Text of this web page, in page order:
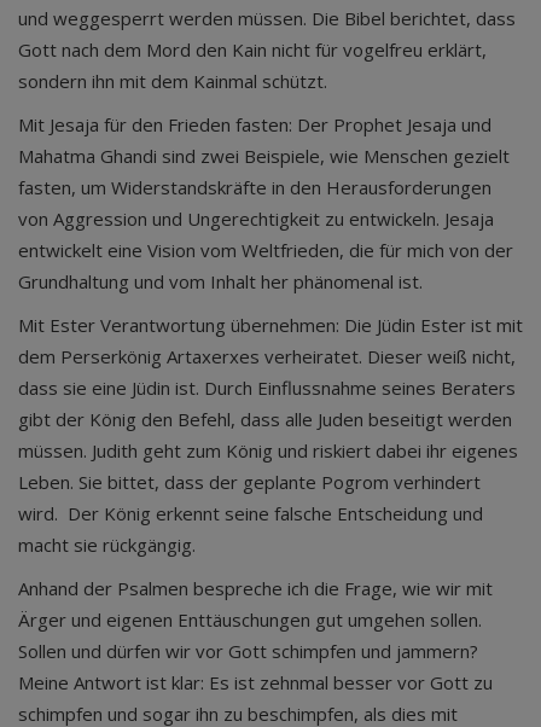
und weggesperrt werden müssen. Die Bibel berichtet, dass
Gott nach dem Mord den Kain nicht für vogelfreu erklärt,
sondern ihn mit dem Kainmal schützt.
Mit Jesaja für den Frieden fasten: Der Prophet Jesaja und
Mahatma Ghandi sind zwei Beispiele, wie Menschen gezielt
fasten, um Widerstandskräfte in den Herausforderungen
von Aggression und Ungerechtigkeit zu entwickeln. Jesaja
entwickelt eine Vision vom Weltfrieden, die für mich von der
Grundhaltung und vom Inhalt her phänomenal ist.
Mit Ester Verantwortung übernehmen: Die Jüdin Ester ist mit
dem Perserkönig Artaxerxes verheiratet. Dieser weiß nicht,
dass sie eine Jüdin ist. Durch Einflussnahme seines Beraters
gibt der König den Befehl, dass alle Juden beseitigt werden
müssen. Judith geht zum König und riskiert dabei ihr eigenes
Leben. Sie bittet, dass der geplante Pogrom verhindert
wird. Der König erkennt seine falsche Entscheidung und
macht sie rückgängig.
Anhand der Psalmen bespreche ich die Frage, wie wir mit
Ärger und eigenen Enttäuschungen gut umgehen sollen.
Sollen und dürfen wir vor Gott schimpfen und jammern?
Meine Antwort ist klar: Es ist zehnmal besser vor Gott zu
schimpfen und sogar ihn zu beschimpfen, als dies mit